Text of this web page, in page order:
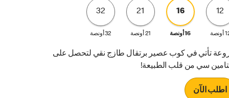
12
16
16 أونصة
21
21 أونصة
32
32 أونصة
تأتي في كوب عصير برتقال طازج نقي لتحصل على
سي من قلب الطبيعة!
اطلب الآن